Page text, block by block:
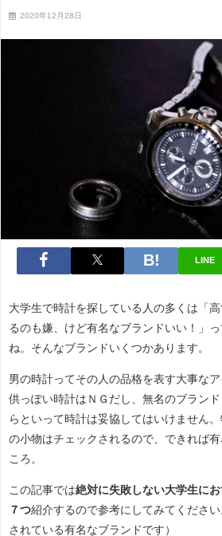
2020年12月28日
LINE
大学生で時計を探している人の多くは「
るのも嫌、けど有名なブランドいい！」
ね。そんなブランドいくつかあります。
男の時計ってその人の品格を表す大事な
供っぽい時計はＮＧだし、無名のブラン
らといって時計は妥協してはいけません
の小物はチェックされるので、できれば
ころ。
この記事では絶対に失敗しない大学生に
７つ紹介するので参考にしてみてくださ
されている有名なブランドです）